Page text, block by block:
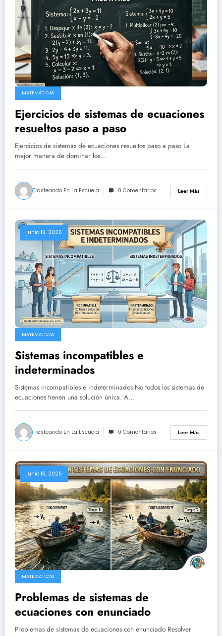
MATEMÁTICAS
Ejercicios de sistemas de ecuaciones
resueltos paso a paso
Ejercicios de sistemas de ecuaciones resueltos paso a paso La
mejor manera de dominar los…
Trasteando En La Escuela 0 Comentarios Leer Más
junio 19, 2026
MATEMÁTICAS
Sistemas incompatibles e
indeterminados
Sistemas incompatibles e indeterminados No todos los sistemas de
ecuaciones tienen una solución única. A…
Trasteando En La Escuela 0 Comentarios Leer Más
junio 19, 2026
MATEMÁTICAS
Problemas de sistemas de
ecuaciones con enunciado
Problemas de sistemas de ecuaciones con enunciado Resolver